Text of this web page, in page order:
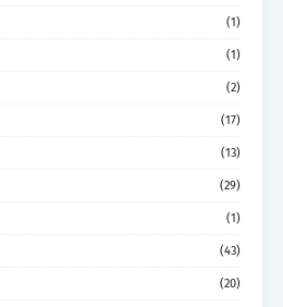
(1)
(1)
(2)
(17)
(13)
(29)
(1)
(43)
(20)